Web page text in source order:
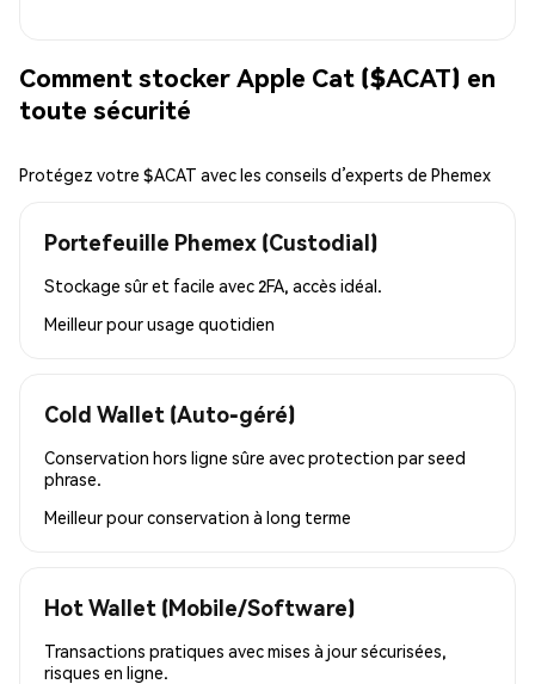
Comment stocker Apple Cat ($ACAT) en
toute sécurité
Protégez votre $ACAT avec les conseils d’experts de Phemex
Portefeuille Phemex (Custodial)
Stockage sûr et facile avec 2FA, accès idéal.
Meilleur pourusage quotidien
Cold Wallet (Auto-géré)
Conservation hors ligne sûre avec protection par seed
phrase.
Meilleur pourconservation à long terme
Hot Wallet (Mobile/Software)
Transactions pratiques avec mises à jour sécurisées,
risques en ligne.